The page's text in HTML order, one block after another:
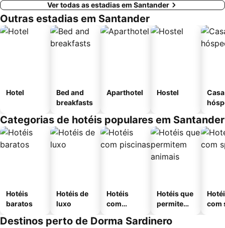
Ver todas as estadias em Santander
Outras estadias em Santander
Hotel
Bed and
breakfasts
Aparthotel Hostel
Categorias de hotéis populares em Santander
Hotéis
baratos
Hotéis de
luxo
Hotéis
com
Hotéis que
permitem
com
Destinos perto de Dorma Sardinero